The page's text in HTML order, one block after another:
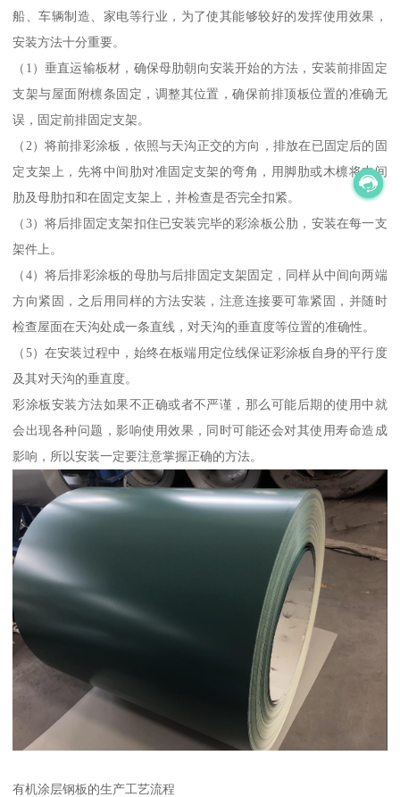
船、车辆制造、家电等行业，为了使其能够较好的发挥使用效果，
安装方法十分重要。
（1）垂直运输板材，确保母肋朝向安装开始的方法，安装前排固定
支架与屋面附檩条固定，调整其位置，确保前排顶板位置的准确无
误，固定前排固定支架。
（2）将前排彩涂板，依照与天沟正交的方向，排放在已固定后的固
定支架上，先将中间肋对准固定支架的弯角，用脚肋或木檩将中间
肋及母肋扣和在固定支架上，并检查是否完全扣紧。
（3）将后排固定支架扣住已安装完毕的彩涂板公肋，安装在每一支
架件上。
（4）将后排彩涂板的母肋与后排固定支架固定，同样从中间向两端
方向紧固，之后用同样的方法安装，注意连接要可靠紧固，并随时
检查屋面在天沟处成一条直线，对天沟的垂直度等位置的准确性。
（5）在安装过程中，始终在板端用定位线保证彩涂板自身的平行度
及其对天沟的垂直度。
彩涂板安装方法如果不正确或者不严谨，那么可能后期的使用中就
会出现各种问题，影响使用效果，同时可能还会对其使用寿命造成
影响，所以安装一定要注意掌握正确的方法。
有机涂层钢板的生产工艺流程